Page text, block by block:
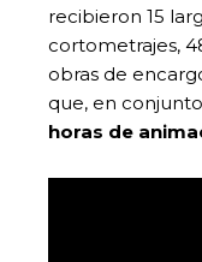
recibieron 15
cortometrajes,
obras de
que, en
horas de